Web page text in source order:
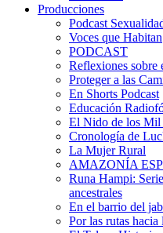
Producciones
Podcast
Voces que Habitan
PODCAST
Reflexiones sobre
Proteger a las
En Shorts Podcast
Educación
El Nido de los Mil
Cronología de
La Mujer Rural
AMAZONÍA
Runa Hampi:
ancestrales
En el barrio del
Por las rutas hacia